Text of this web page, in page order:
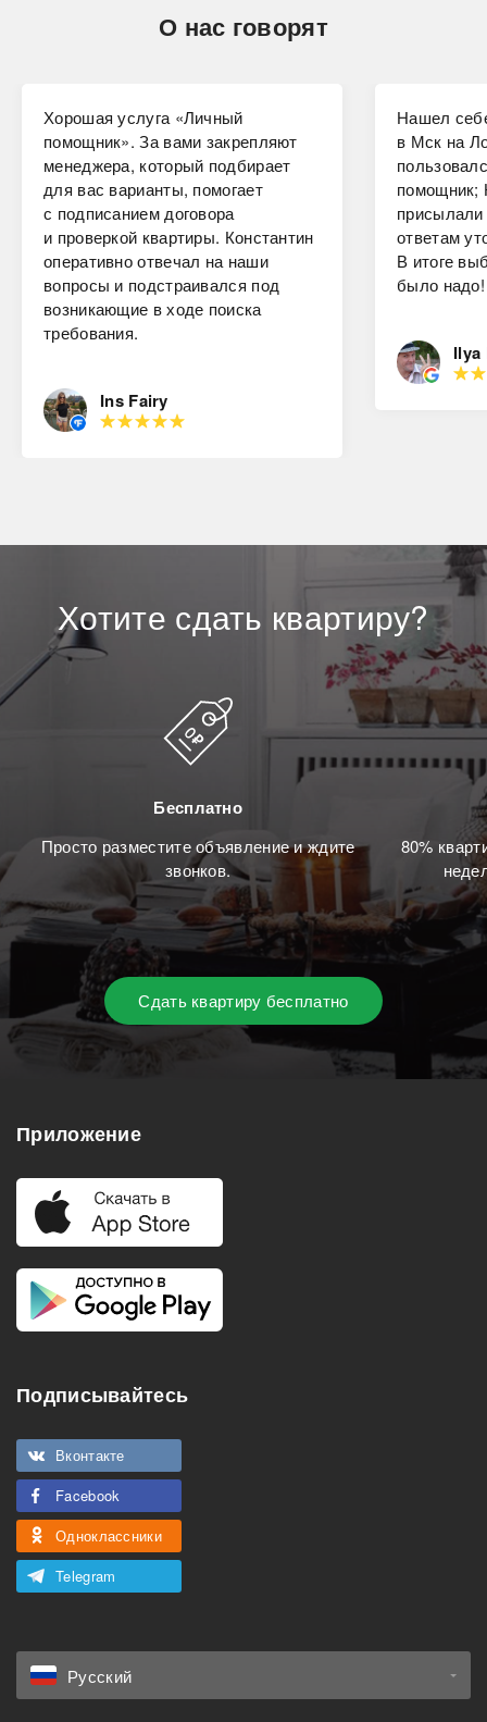
О нас говорят
Хорошая услуга «Личный
помощник». За вами закрепляют
менеджера, который подбирает
для вас варианты, помогает
с подписанием договора
и проверкой квартиры. Константин
оперативно отвечал на наши
вопросы и подстраивался под
возникающие в ходе поиска
требования.
Ins Fairy
Нашел
в Мск на
помощник;
ответам
В итоге
было надо!
Ilya
Хотите сдать квартиру?
Бесплатно
Просто разместите объявление и ждите
звонков.
80%
Сдать квартиру бесплатно
Приложение
Подписывайтесь
Вконтакте
Facebook
Одноклассники
Telegram
Русский